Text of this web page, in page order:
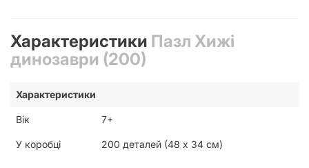
дітей віком від 7 років. Саме в цьому віці у малюків активно
розвиваються логічне мислення, увага та здатність до
концентрації. Збираючи цю захоплюючу картину розміром
задоволенням, а й отримає незабутні враження від зустрічі
мешканцями Землі, які оживуть просто на її очах.
Ідеальний Вибір для Юних
Характеристики Пазл Хижі
динозаври (200)
Характеристики
Вік 7+
У коробці 200 деталей (48 х 34 см)